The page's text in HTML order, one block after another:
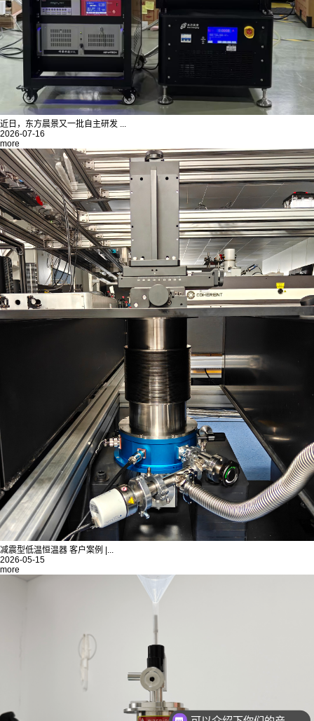
近日，东方晨景又一批自主研发 ...
2026-07-16
more
减震型低温恒温器 客户案例 |...
2026-05-15
more